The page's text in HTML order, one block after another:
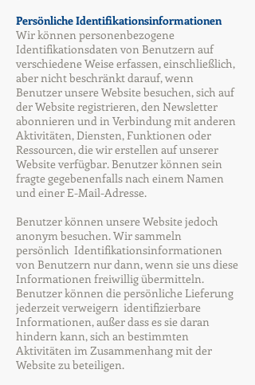
Persönliche Identifikationsinformationen
Wir können personenbezogene
Identifikationsdaten von Benutzern auf
verschiedene Weise erfassen, einschließlich,
aber nicht beschränkt darauf, wenn
Benutzer unsere Website besuchen, sich auf
der Website registrieren, den Newsletter
abonnieren und in Verbindung mit anderen
Aktivitäten, Diensten, Funktionen oder
Ressourcen, die wir erstellen auf unserer
Website verfügbar. Benutzer können sein
fragte gegebenenfalls nach einem Namen
und einer E-Mail-Adresse.
Benutzer können unsere Website jedoch
anonym besuchen. Wir sammeln
persönlich Identifikationsinformationen
von Benutzern nur dann, wenn sie uns diese
Informationen freiwillig übermitteln.
Benutzer können die persönliche Lieferung
jederzeit verweigern identifizierbare
Informationen, außer dass es sie daran
hindern kann, sich an bestimmten
Aktivitäten im Zusammenhang mit der
Website zu beteiligen.